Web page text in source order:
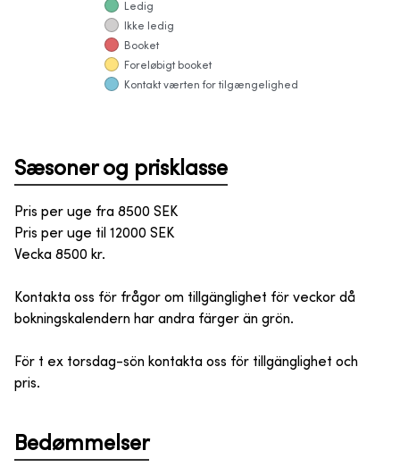
Ledig
Ikke ledig
Booket
Foreløbigt booket
Kontakt værten for tilgængelighed
Sæsoner og prisklasse
Pris per uge fra 8500 SEK
Pris per uge til 12000 SEK
Vecka 8500 kr.
Kontakta oss för frågor om tillgänglighet för veckor då
bokningskalendern har andra färger än grön.
För t ex torsdag-sön kontakta oss för tillgänglighet och
pris.
Bedømmelser